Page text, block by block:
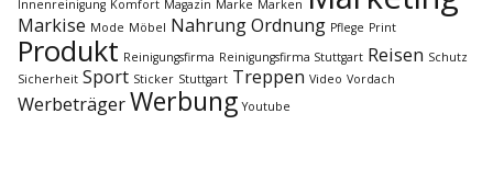
t
i
o
Innenreinigung Komfort Magazin Marke Marken
Markise Mode Möbel NahrungOrdnung Pflege Print
Produkt Reinigungsfirma Reinigungsfirma Stuttgart Reisen Schutz
Sicherheit Sport Sticker Stuttgart Treppen Video Vordach
WerbeträgerWerbung Youtube